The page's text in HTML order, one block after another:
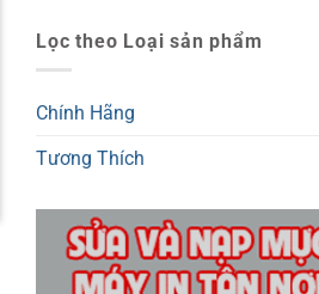
Lọc theo Loại sản phẩm
Chính Hãng
Tương Thích